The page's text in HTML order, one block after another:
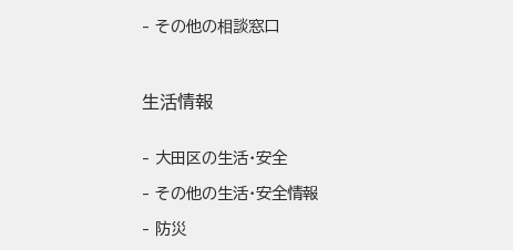
その他の相談窓口
生活情報
大田区の生活・安全
その他の生活・安全情報
防災